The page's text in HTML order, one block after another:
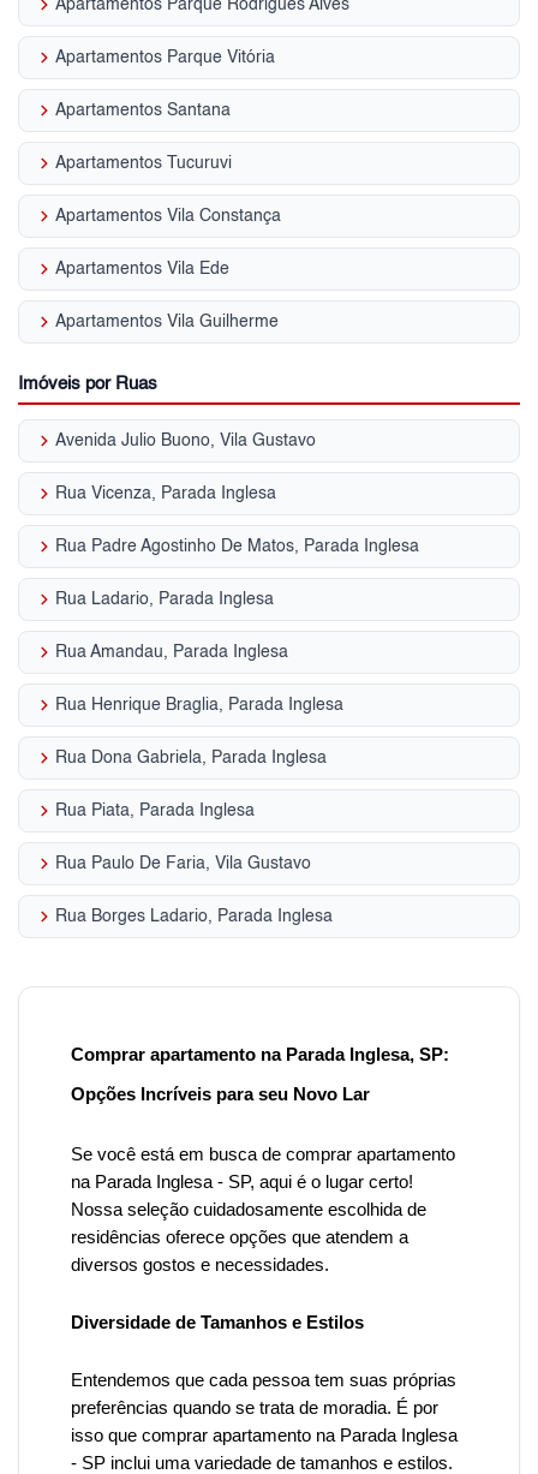
Apartamentos Parque Rodrigues Alves
keyboard_arrow_right Apartamentos Parque Vitória
keyboard_arrow_right Apartamentos Santana
keyboard_arrow_right Apartamentos Tucuruvi
keyboard_arrow_right Apartamentos Vila Constança
keyboard_arrow_right Apartamentos Vila Ede
keyboard_arrow_right Apartamentos Vila Guilherme
Imóveis por Ruas
keyboard_arrow_right Avenida Julio Buono, Vila Gustavo
keyboard_arrow_right Rua Vicenza, Parada Inglesa
keyboard_arrow_right Rua Padre Agostinho De Matos, Parada Inglesa
keyboard_arrow_right Rua Ladario, Parada Inglesa
keyboard_arrow_right Rua Amandau, Parada Inglesa
keyboard_arrow_right Rua Henrique Braglia, Parada Inglesa
keyboard_arrow_right Rua Dona Gabriela, Parada Inglesa
keyboard_arrow_right Rua Piata, Parada Inglesa
keyboard_arrow_right Rua Paulo De Faria, Vila Gustavo
keyboard_arrow_right Rua Borges Ladario, Parada Inglesa
Comprar apartamento na Parada Inglesa, SP:
Opções Incríveis para seu Novo Lar
Se você está em busca de comprar apartamento
na Parada Inglesa - SP, aqui é o lugar certo!
Nossa seleção cuidadosamente escolhida de
residências oferece opções que atendem a
diversos gostos e necessidades.
Diversidade de Tamanhos e Estilos
Entendemos que cada pessoa tem suas próprias
preferências quando se trata de moradia. É por
isso que comprar apartamento na Parada Inglesa
- SP inclui uma variedade de tamanhos e estilos.